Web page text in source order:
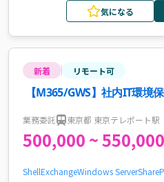
気になる
新着 リモート可
【M365/GWS】社内IT環境
業務委託 東京都 東京テレポート駅
500,000 ~ 550,000
ShellExchangeWindows Server